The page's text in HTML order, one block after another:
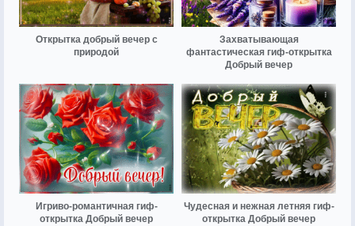
Открытка добрый вечер с
природой
Захватывающая
фантастическая гиф-открытка
Добрый вечер
Игриво-романтичная гиф-
открытка Добрый вечер
Чудесная и нежная летняя гиф-
открытка Добрый вечер